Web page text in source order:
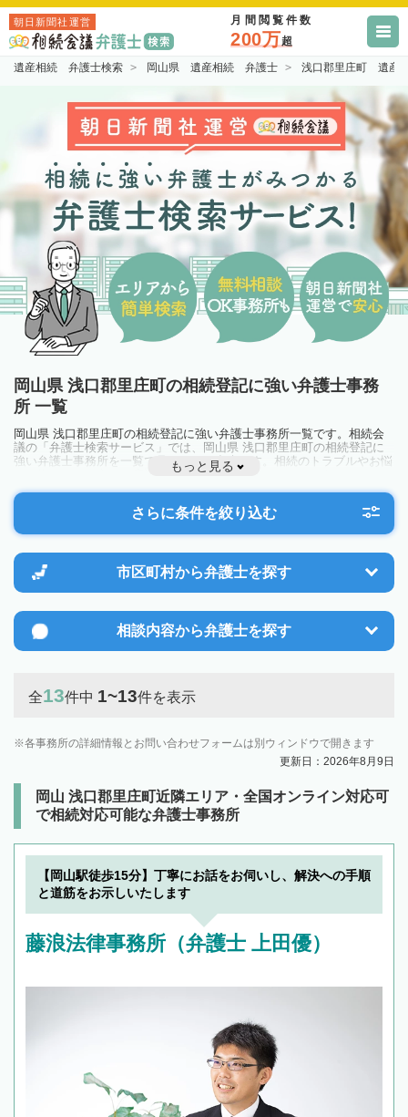
朝日新聞社運営 月間閲覧件数
200万超
遺産相続 弁護士検索 岡山県 遺産相続 弁護士 浅口郡里庄町 遺産
岡山県 浅口郡里庄町の相続登記に強い弁護士事務
所 一覧
岡山県 浅口郡里庄町の相続登記に強い弁護士事務所一覧です。相続会
議の「弁護士検索サービス」では、岡山県 浅口郡里庄町の相続登記に
強い弁護士事務所を一覧で見ることが出来ます。相続のトラブルやお悩
みを抱えている方は一度近隣の弁護士に相談してみましょう。
もっと見る
さらに条件を絞り込む
市区町村から弁護士を探す
相談内容から弁護士を探す
全13件中 1~13件を表示
各事務所の詳細情報とお問い合わせフォームは別ウィンドウで開きます
更新日：2026年8月9日
岡山 浅口郡里庄町近隣エリア・全国オンライン対応可
で相続対応可能な弁護士事務所
【岡山駅徒歩15分】丁寧にお話をお伺いし、解決への手順
と道筋をお示しいたします
藤浪法律事務所（弁護士 上田優）